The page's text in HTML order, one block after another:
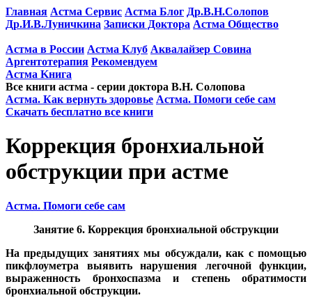
Главная Астма Сервис Астма Блог Др.В.Н.Солопов
Др.И.В.Луничкина Записки Доктора Астма Общество
Астма в России Астма Клуб Аквалайзер Совина
Аргентотерапия Рекомендуем
Астма Kнига
Все книги астма - серии доктора В.Н. Солопова
Астма. Как вернуть здоровье Астма. Помоги себе сам
Скачать бесплатно все книги
Коррекция бронхиальной
обструкции при астме
Астма. Помоги себе сам
Занятие 6. Коррекция бронхиальной обструкции
На предыдущих занятиях мы обсуждали, как с помощью
пикфлоуметра выявить нарушения легочной функции,
выраженность бронхоспазма и степень обратимости
бронхиальной обструкции.